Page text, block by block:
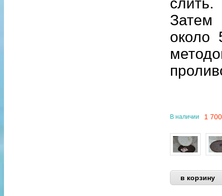
Затем
около
В наличии 1